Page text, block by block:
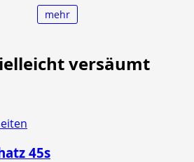
mehr
versäumt
45s